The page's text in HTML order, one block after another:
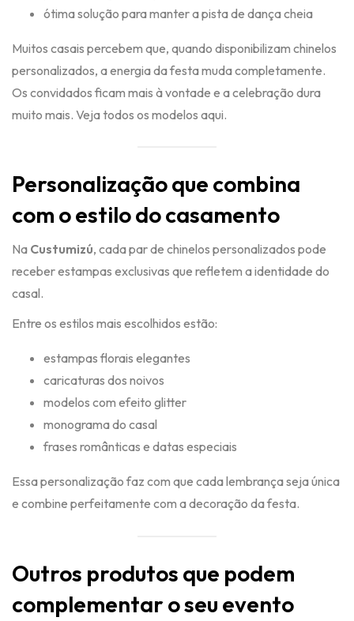
ótima solução para manter a pista de dança cheia
Muitos casais percebem que, quando disponibilizam chinelos
personalizados, a energia da festa muda completamente.
Os convidados ficam mais à vontade e a celebração dura
muito mais. Veja todos os modelos aqui.
Personalização que combina
com o estilo do casamento
Na Custumizú, cada par de chinelos personalizados pode
receber estampas exclusivas que refletem a identidade do
casal.
Entre os estilos mais escolhidos estão:
estampas florais elegantes
caricaturas dos noivos
modelos com efeito glitter
monograma do casal
frases românticas e datas especiais
Essa personalização faz com que cada lembrança seja única
e combine perfeitamente com a decoração da festa.
Outros produtos que podem
complementar o seu evento